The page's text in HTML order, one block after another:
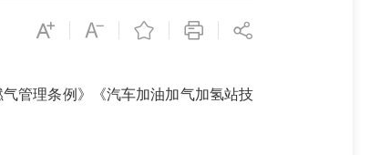
管理条例》《汽车加油加气加氢站技